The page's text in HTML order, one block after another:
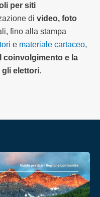
per siti
di video, foto
fino alla stampa
e materiale cartaceo,
coinvolgimento e la
gli elettori.